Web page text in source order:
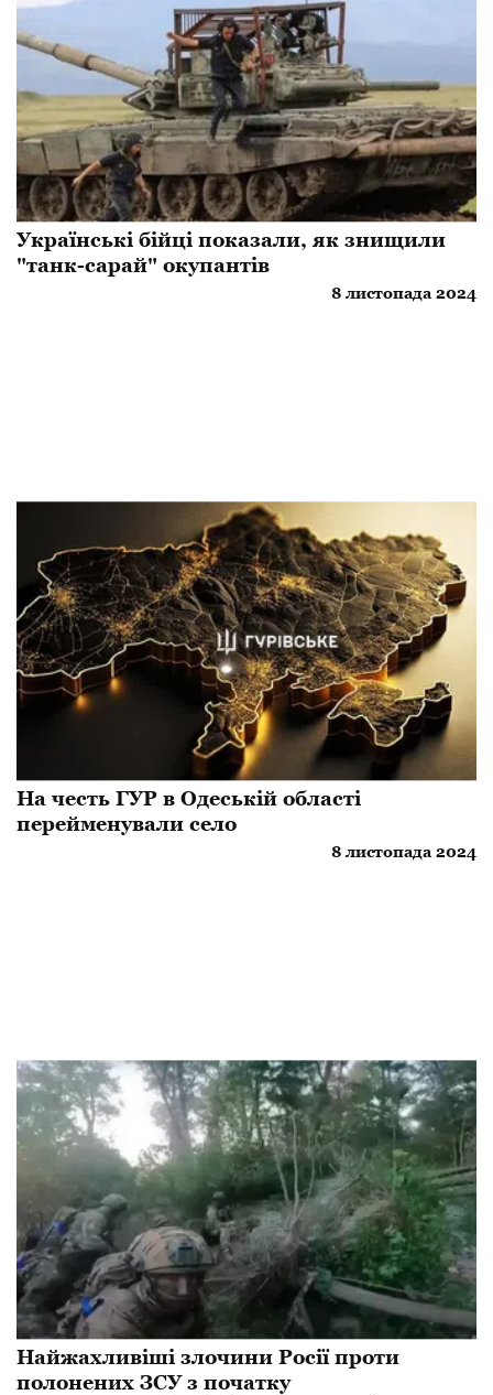
Українські бійці показали, як знищили
"танк-сарай" окупантів
8 листопада 2024
​На честь ГУР в Одеській області
перейменували село
8 листопада 2024
Найжахливіші злочини Росії проти
полонених ЗСУ з початку